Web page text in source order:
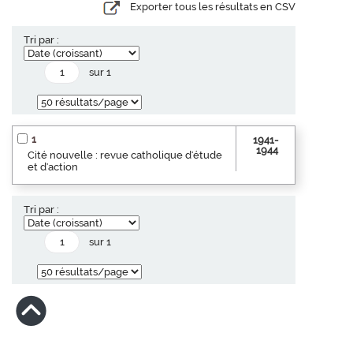
Exporter tous les résultats en CSV
Tri par :
sur 1
1
Cité nouvelle : revue catholique d'étude
et d'action
1941-
1944
Tri par :
sur 1